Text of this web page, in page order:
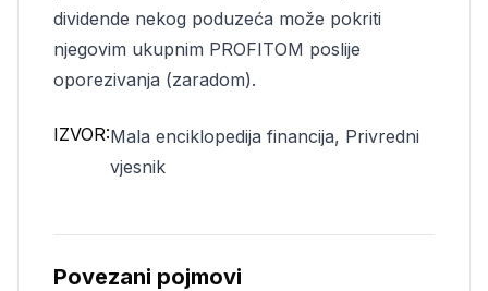
dividende nekog poduzeća može pokriti
njegovim ukupnim PROFITOM poslije
oporezivanja (zaradom).
IZVOR:Mala enciklopedija financija, Privredni
vjesnik
Povezani pojmovi